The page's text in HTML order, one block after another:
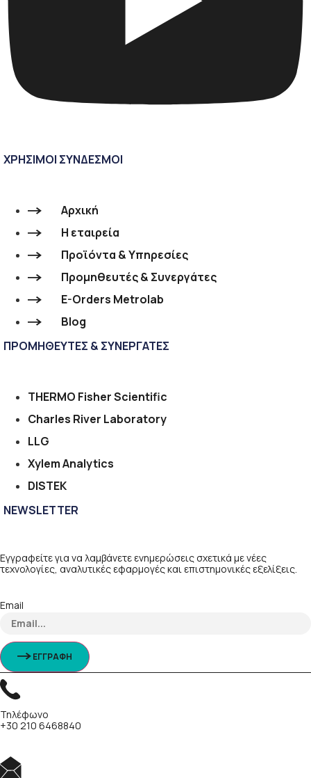
ΧΡΗΣΙΜΟΙ ΣΥΝΔΕΣΜΟΙ
Αρχική
Η εταιρεία
Προϊόντα & Υπηρεσίες
Προμηθευτές & Συνεργάτες
E-Orders Metrolab
Blog
ΠΡΟΜΗΘΕΥΤΕΣ & ΣΥΝΕΡΓΑΤΕΣ
THERMO Fisher Scientific
Charles River Laboratory
LLG
Xylem Analytics
DISTEK
NEWSLETTER
Εγγραφείτε για να λαμβάνετε ενημερώσεις σχετικά με νέες
τεχνολογίες, αναλυτικές εφαρμογές και επιστημονικές εξελίξεις.
Email
ΕΓΓΡΑΦΗ
Τηλέφωνο
+30 210 6468840